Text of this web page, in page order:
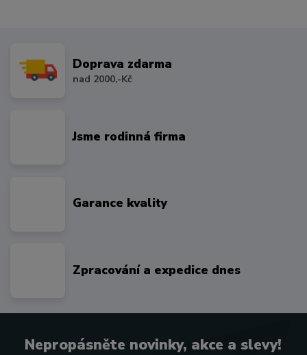
Doprava zdarma
nad 2000,-Kč
Jsme rodinná firma
Garance kvality
Zpracování a expedice dnes
Nepropásněte novinky, akce a slevy!